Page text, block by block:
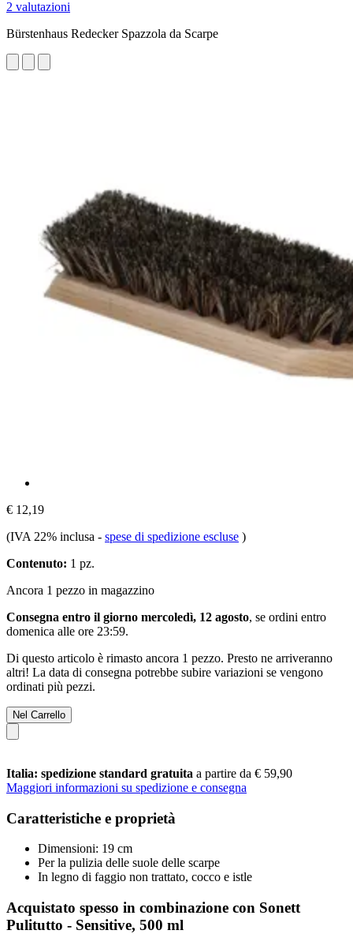
2 valutazioni
Bürstenhaus Redecker Spazzola da Scarpe
€ 12,19
(IVA 22% inclusa - spese di spedizione escluse )
Contenuto: 1 pz.
Ancora 1 pezzo in magazzino
Consegna entro il giorno mercoledì, 12 agosto, se ordini entro
domenica alle ore 23:59.
Di questo articolo è rimasto ancora 1 pezzo. Presto ne arriveranno
altri! La data di consegna potrebbe subire variazioni se vengono
ordinati più pezzi.
Nel Carrello
Italia: spedizione standard gratuita a partire da € 59,90
Maggiori informazioni su spedizione e consegna
Caratteristiche e proprietà
Dimensioni: 19 cm
Per la pulizia delle suole delle scarpe
In legno di faggio non trattato, cocco e istle
Acquistato spesso in combinazione con Sonett
Pulitutto - Sensitive, 500 ml